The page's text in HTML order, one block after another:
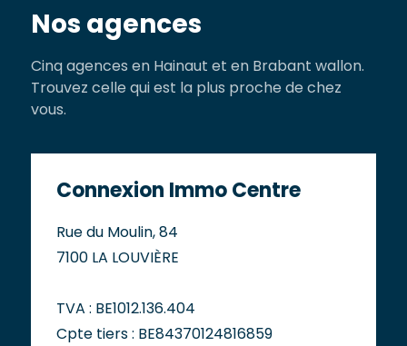
Nos agences
Cinq agences en Hainaut et en Brabant wallon.
Trouvez celle qui est la plus proche de chez
vous.
Connexion Immo Centre
Rue du Moulin, 84
7100 LA LOUVIÈRE
TVA : BE1012.136.404
Cpte tiers : BE84370124816859